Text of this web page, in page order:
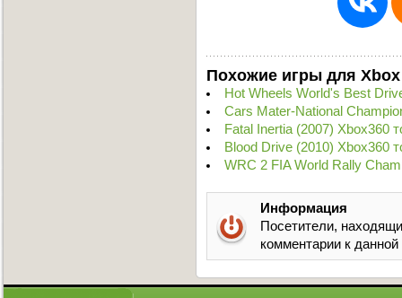
Похожие игры для Xbox
Hot Wheels World's Best
Cars Mater-National
Fatal Inertia (2007) Xbox360
Blood Drive (2010) Xbox360
WRC 2 FIA World Rally
Информация
Посетители,
комментарии к